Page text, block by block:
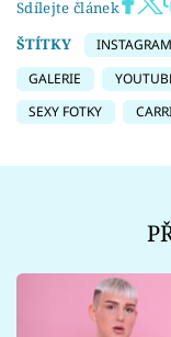
Sdílejte článek
ŠTÍTKY
INSTAGRAM
GALERIE
SEXY FOTKY